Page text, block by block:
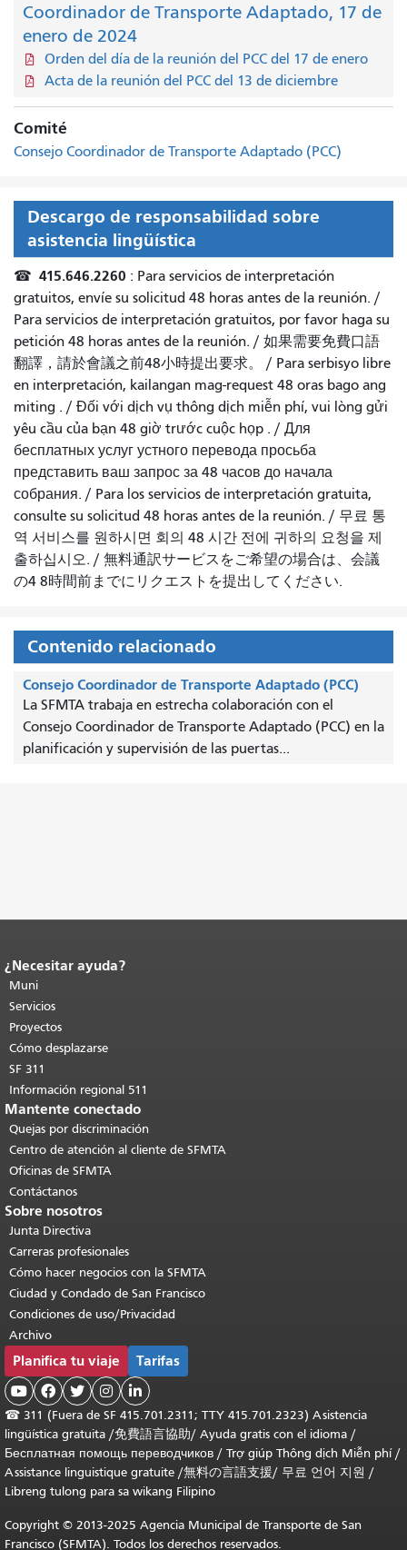
Coordinador de Transporte Adaptado, 17 de
enero de 2024
Orden del día de la reunión del PCC del 17 de enero
Acta de la reunión del PCC del 13 de diciembre
Comité
Consejo Coordinador de Transporte Adaptado (PCC)
Descargo de responsabilidad sobre
asistencia lingüística
☎ 415.646.2260 : Para servicios de interpretación
gratuitos, envíe su solicitud 48 horas antes de la reunión. /
Para servicios de interpretación gratuitos, por favor haga su
petición 48 horas antes de la reunión. / 如果需要免費口語
翻譯，請於會議之前48小時提出要求。 / Para serbisyo libre
en interpretación, kailangan mag-request 48 oras bago ang
miting . / Đối với dịch vụ thông dịch miễn phí, vui lòng gửi
yêu cầu của bạn 48 giờ trước cuộc họp . / Для
бесплатных услуг устного перевода просьба
представить ваш запрос за 48 часов до начала
собрания. / Para los servicios de interpretación gratuita,
consulte su solicitud 48 horas antes de la reunión. / 무료 통
역 서비스를 원하시면 회의 48 시간 전에 귀하의 요청을 제
출하십시오. / 無料通訳サービスをご希望の場合は、会議
の4 8時間前までにリクエストを提出してください.
Contenido relacionado
Consejo Coordinador de Transporte Adaptado (PCC)
La SFMTA trabaja en estrecha colaboración con el
Consejo Coordinador de Transporte Adaptado (PCC) en la
planificación y supervisión de las puertas...
Fin del contenido de la página.
de esta página se repite en todas las
páginas.Volver al principio del
contenido principal
¿Necesitar ayuda?
Muni
Servicios
Proyectos
Cómo desplazarse
SF 311
Información regional 511
Mantente conectado
Quejas por discriminación
Centro de atención al cliente de SFMTA
Oficinas de SFMTA
Contáctanos
Sobre nosotros
Junta Directiva
Carreras profesionales
Cómo hacer negocios con la SFMTA
Ciudad y Condado de San Francisco
Condiciones de uso/Privacidad
Archivo
Planifica tu viaje Tarifas
    
☎ 311 (Fuera de SF 415.701.2311; TTY 415.701.2323) Asistencia
lingüística gratuita /免費語言協助/ Ayuda gratis con el idioma /
Бесплатная помощь переводчиков / Trợ giúp Thông dịch Miễn phí/
Assistance linguistique gratuite /無料の言語支援/ 무료 언어 지원 /
Libreng tulong para sa wikang Filipino
Copyright © 2013-2025 Agencia Municipal de Transporte de San
Francisco (SFMTA). Todos los derechos reservados.